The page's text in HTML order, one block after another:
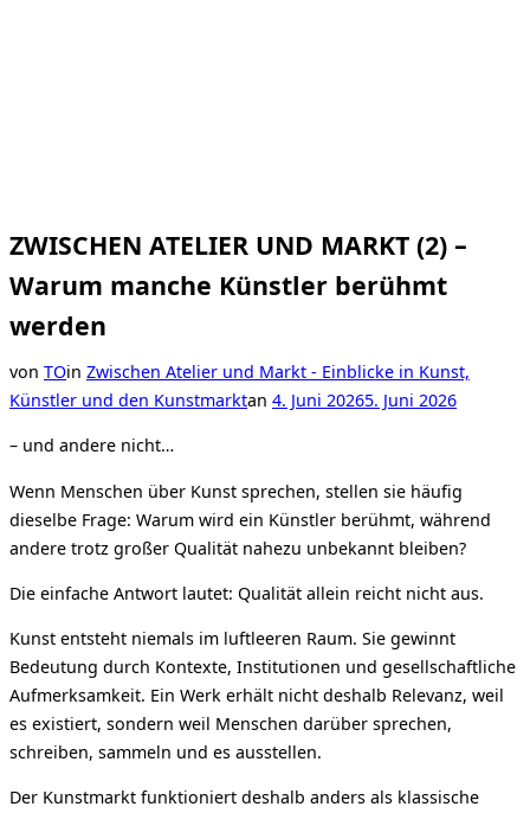
ZWISCHEN ATELIER UND MARKT (2) –
Warum manche Künstler berühmt
werden
von TOin Zwischen Atelier und Markt - Einblicke in Kunst,
Künstler und den Kunstmarktan Veröffentlicht
4. Juni 20265. Juni 2026
– und andere nicht…
Wenn Menschen über Kunst sprechen, stellen sie häufig
dieselbe Frage: Warum wird ein Künstler berühmt, während
andere trotz großer Qualität nahezu unbekannt bleiben?
Die einfache Antwort lautet: Qualität allein reicht nicht aus.
Kunst entsteht niemals im luftleeren Raum. Sie gewinnt
Bedeutung durch Kontexte, Institutionen und gesellschaftliche
Aufmerksamkeit. Ein Werk erhält nicht deshalb Relevanz, weil
es existiert, sondern weil Menschen darüber sprechen,
schreiben, sammeln und es ausstellen.
Der Kunstmarkt funktioniert deshalb anders als klassische